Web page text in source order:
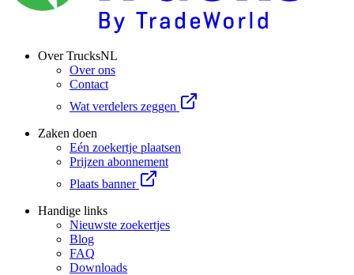
Over TrucksNL
Over ons
Contact
Wat verdelers zeggen
Zaken doen
Eén zoekertje plaatsen
Prijzen abonnement
Plaats banner
Handige links
Nieuwste zoekertjes
Blog
FAQ
Downloads